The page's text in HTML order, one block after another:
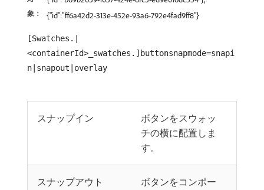
象：
{"id":"ff6a42d2-313e-452e-93a6-792e4fad9ff8"}
[Swatches.|
<containerId>_swatches.]buttonsnapmode=snapi
n|snapout|overlay
スナップイン
ボタンをスウォッ
チの横に配置しま
す。
スナップアウト
ボタンをコンポー